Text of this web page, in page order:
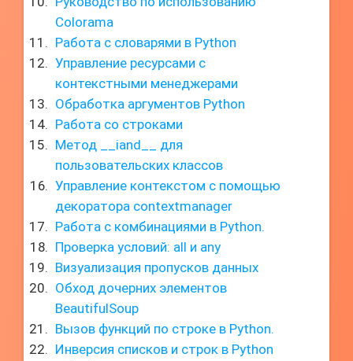
Colorama
Работа с словарями в Python
Управление ресурсами с
контекстными менеджерами
Обработка аргументов Python
Работа со строками
Метод __iand__ для
пользовательских классов
Управление контекстом с помощью
декоратора contextmanager
Работа с комбинациями в Python.
Проверка условий: all и any
Визуализация пропусков данных
Обход дочерних элементов
BeautifulSoup
Вызов функций по строке в Python.
Инверсия списков и строк в Python